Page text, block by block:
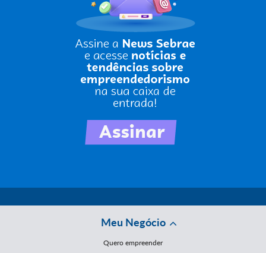
Meu Negócio
Quero empreender